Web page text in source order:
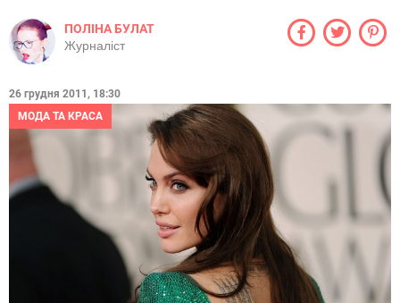
ПОЛІНА БУЛАТ
Журналіст
26 грудня 2011, 18:30
МОДА ТА КРАСА